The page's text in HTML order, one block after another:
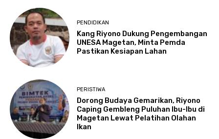
PENDIDIKAN
Kang Riyono Dukung Pengembangan
UNESA Magetan, Minta Pemda
Pastikan Kesiapan Lahan
PERISTIWA
Dorong Budaya Gemarikan, Riyono
Caping Gembleng Puluhan Ibu-Ibu di
Magetan Lewat Pelatihan Olahan
Ikan